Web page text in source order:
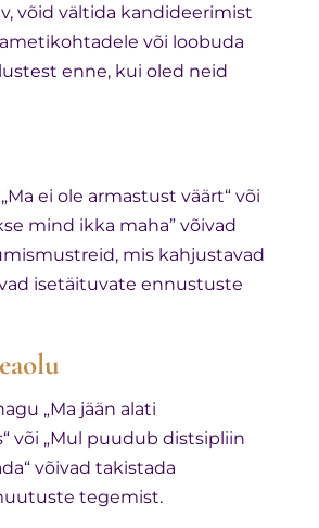
võid vältida kandideerimist
või loobuda
enne, kui oled neid
ei ole armastust väärt“ või
mind ikka maha” võivad
mis kahjustavad
isetäituvate ennustuste
„Ma jään alati
või „Mul puudub distsipliin
võivad takistada
tegemist.